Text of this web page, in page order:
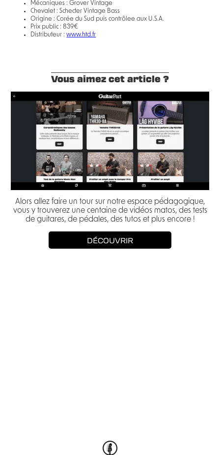
Mécaniques : Grover Vintage
Chevalet : Schecter Vintage Bass
Origine : Corée du Sud puis contrôlee aux U.S.A.
Prix public : 839€
Distributeur :www.htd.fr
Vous aimez cet article ?
Alors allez faire un tour sur notre espace pédagogique,
vous y trouverez une centaine de vidéos matos, des tests
de guitares, de pédales, des tutos et plus encore !
DÉCOUVRIR